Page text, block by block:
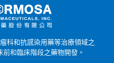
科和抗感染用藥等治療領域之
和臨床階段之藥物開發。